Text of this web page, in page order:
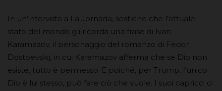
In un’intervista a La Jornada, sostiene che l’attuale
stato del mondo gli ricorda una frase di Ivan
Karamazov, il personaggio del romanzo di Fëdor
Dostoevskij, in cui Karamazov afferma che se Dio non
esiste, tutto è permesso. E poiché, per Trump, l’unico
Dio è lui stesso, può fare ciò che vuole. I suoi capricci ci